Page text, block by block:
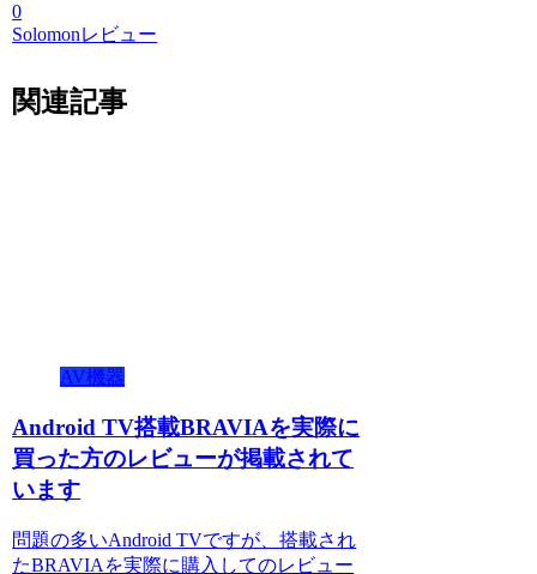
0
Solomonレビュー
関連記事
AV機器
Android TV搭載BRAVIAを実際に
買った方のレビューが掲載されて
います
問題の多いAndroid TVですが、搭載され
たBRAVIAを実際に購入してのレビュー